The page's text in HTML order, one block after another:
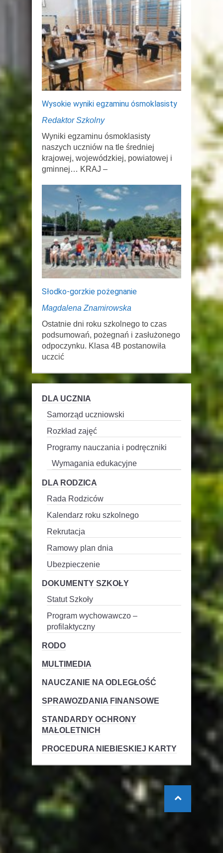
Wysokie wyniki egzaminu ósmoklasisty
Redaktor Szkolny
Wyniki egzaminu ósmoklasisty
naszych uczniów na tle średniej
krajowej, wojewódzkiej, powiatowej i
gminnej… KRAJ –
Słodko-gorzkie pożegnanie
Magdalena Znamirowska
Ostatnie dni roku szkolnego to czas
podsumowań, pożegnań i zasłużonego
odpoczynku. Klasa 4B postanowiła
uczcić
DLA UCZNIA
Samorząd uczniowski
Rozkład zajęć
Programy nauczania i podręczniki
Wymagania edukacyjne
DLA RODZICA
Rada Rodziców
Kalendarz roku szkolnego
Rekrutacja
Ramowy plan dnia
Ubezpieczenie
DOKUMENTY SZKOŁY
Statut Szkoły
Program wychowawczo –
profilaktyczny
RODO
MULTIMEDIA
NAUCZANIE NA ODLEGŁOŚĆ
SPRAWOZDANIA FINANSOWE
STANDARDY OCHRONY
MAŁOLETNICH
PROCEDURA NIEBIESKIEJ KARTY